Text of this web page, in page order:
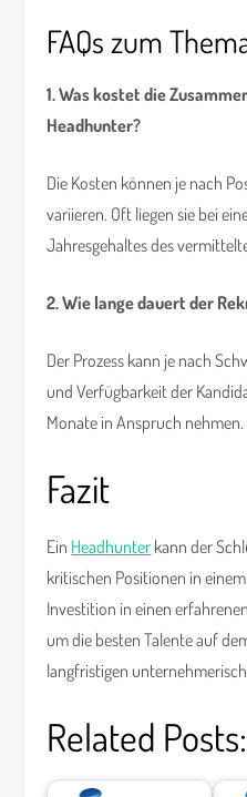
FAQs zum
1. Was kostet die
Headhunter?
Die Kosten können je nach
variieren. Oft liegen sie bei
Jahresgehaltes des
2. Wie lange dauert der
Der Prozess kann je nach
und Verfügbarkeit der
Monate in Anspruch nehmen.
Fazit
Ein Headhunter kann der
kritischen Positionen in
Investition in einen
um die besten Talente auf
langfristigen
Related Posts: